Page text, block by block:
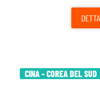
CINA - COREA DEL SUD